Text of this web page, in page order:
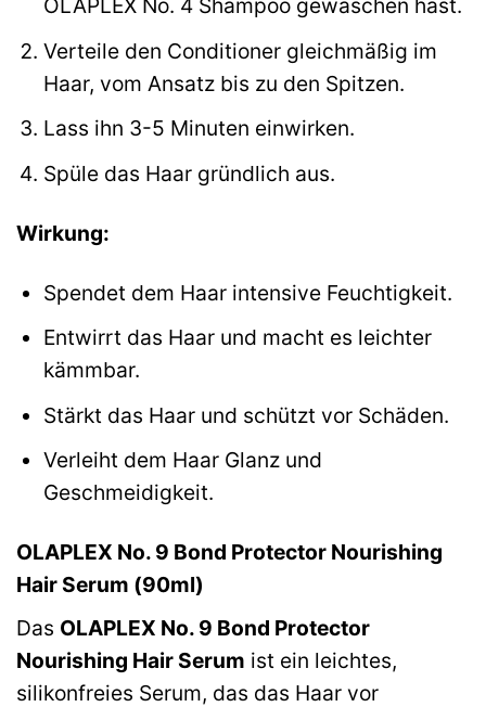
OLAPLEX No. 4 Shampoo gewaschen hast.
Verteile den Conditioner gleichmäßig im
Haar, vom Ansatz bis zu den Spitzen.
Lass ihn 3-5 Minuten einwirken.
Spüle das Haar gründlich aus.
Wirkung:
Spendet dem Haar intensive Feuchtigkeit.
Entwirrt das Haar und macht es leichter
kämmbar.
Stärkt das Haar und schützt vor Schäden.
Verleiht dem Haar Glanz und
Geschmeidigkeit.
OLAPLEX No. 9 Bond Protector Nourishing
Hair Serum (90ml)
Das OLAPLEX No. 9 Bond Protector
Nourishing Hair Serum ist ein leichtes,
silikonfreies Serum, das das Haar vor